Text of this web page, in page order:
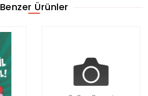
Benzer Ürünler